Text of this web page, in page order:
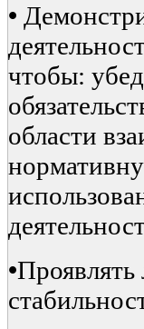
•
чтобы:
области
•Проявлять